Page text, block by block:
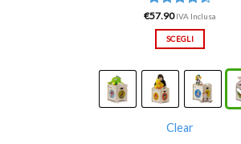
Valutato
4.40su 5
€57.90 IVA Inclusa
SCEGLI
Clear